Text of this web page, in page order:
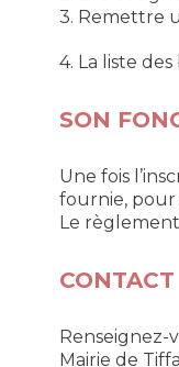
3. Remettre
4. La liste
SON
Une fois
fournie, pour
Le
CONTACT
Renseignez-
Mairie de